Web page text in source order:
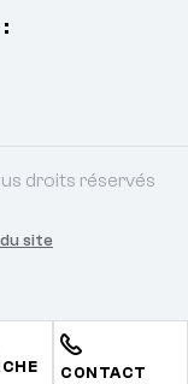
CONTACT
droits réservés
site